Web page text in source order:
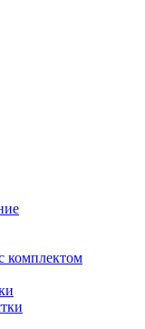
комплектом